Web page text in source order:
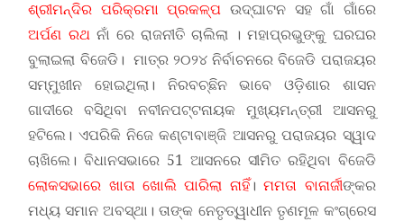
ଶ୍ରୀମନ୍ଦିର ପରିକ୍ରମା ପ୍ରକଳ୍ପ ଉଦ୍‌ଘାଟନ ସହ ଗାଁ ଗାଁରେ
ଅର୍ପଣ ରଥନାଁ ରେ ରାଜନୀତି ଚାଲିଲା । ମହାପ୍ରଭୁଙ୍କୁ ଘରଘର
ବୁଲାଇଲା ବିଜେଡି। ମାତ୍ର ୨୦୨୪ ନିର୍ବାଚନରେ ବିଜେଡି ପରାଜୟର
ସମ୍ମୁଖୀନ ହୋଇଥିଲା। ନିରବଚ୍ଛିନ ଭାବେ ଓଡ଼ିଶାର ଶାସନ
ଗାଦୀରେ ବସିଥିବା ନବୀନପଟ୍ଟନାୟକ ମୁଖ୍ୟମନ୍ତ୍ରୀ ଆସନରୁ
ହଟିଲେ। ଏପରିକି ନିଜେ କଣ୍ଟାବାଞ୍ଜି ଆସନରୁ ପରାଜୟର ସ୍ୱାଦ
ଚାଖିଲେ। ବିଧାନସଭାରେ 51 ଆସନରେ ସୀମିତ ରହିଥିବା ବିଜେଡି
ଲୋକସଭାରେ ଖାତା ଖୋଲି ପାରିଲା ନାହିଁ।ମମତା ବାନାର୍ଜୀଙ୍କର
ମଧ୍ୟ ସମାନ ଅବସ୍ଥା। ତାଙ୍କ ନେତୃତ୍ୱାଧୀନ ତୃଣମୂଳ କଂଗ୍ରେସ